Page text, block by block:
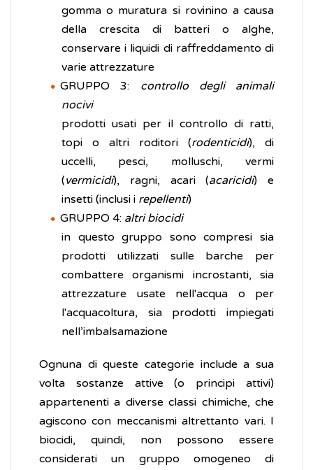
gomma o muratura si rovinino a causa
della crescita di batteri o alghe,
conservare i liquidi di raffreddamento di
varie attrezzature
GRUPPO 3: controllo degli animali
nocivi
prodotti usati per il controllo di ratti,
topi o altri roditori (rodenticidi), di
uccelli, pesci, molluschi, vermi
(vermicidi), ragni, acari (acaricidi) e
insetti (inclusi i repellenti)
GRUPPO 4: altri biocidi
in questo gruppo sono compresi sia
prodotti utilizzati sulle barche per
combattere organismi incrostanti, sia
attrezzature usate nell'acqua o per
l'acquacoltura, sia prodotti impiegati
nell’imbalsamazione
Ognuna di queste categorie include a sua
volta sostanze attive (o principi attivi)
appartenenti a diverse classi chimiche, che
agiscono con meccanismi altrettanto vari. I
biocidi, quindi, non possono essere
considerati un gruppo omogeneo di